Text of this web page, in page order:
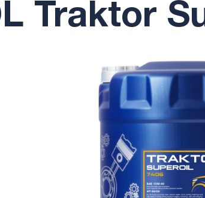
Traktor